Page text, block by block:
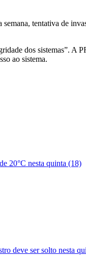
tentativa de
dos sistemas”. A
ao sistema.
20°C nesta quinta (18)
deve ser solto nesta